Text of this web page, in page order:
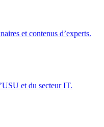
et contenus d’experts.
et du secteur IT.